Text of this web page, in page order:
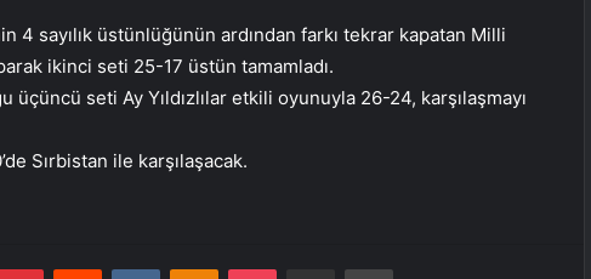
4 sayılık üstünlüğünün ardından farkı tekrar kapatan Milli
ikinci seti 25-17 üstün tamamladı.
üçüncü seti Ay Yıldızlılar etkili oyunuyla 26-24, karşılaşmayı
Sırbistan ile karşılaşacak.
PinterestReddit VKontakteOdnoklassniki
Pocket E-Posta ile paylaş Yazdır